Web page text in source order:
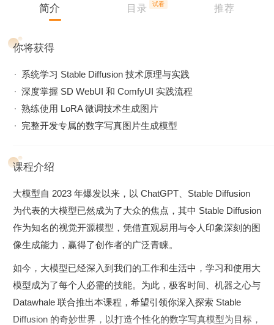
简介 目录 试看 推荐
你将获得
系统学习 Stable Diffusion 技术原理与实践​
深度掌握 SD WebUI 和 ComfyUI 实践流程​
熟练使用 LoRA 微调技术生成图片​
完整开发专属的数字写真图片生成模型 ​
课程介绍
大模型自 2023 年爆发以来，以 ChatGPT、Stable Diffusion
为代表的大模型已然成为了大众的焦点，其中 Stable Diffusion
作为知名的视觉开源模型，凭借直观易用与令人印象深刻的图
像生成能力，赢得了创作者的广泛青睐。​
如今，大模型已经深入到我们的工作和生活中，学习和使用大
模型成为了每个人必需的技能。为此，极客时间、机器之心与
Datawhale 联合推出本课程，希望引领你深入探索 Stable
Diffusion 的奇妙世界，以打造个性化的数字写真模型为目标，